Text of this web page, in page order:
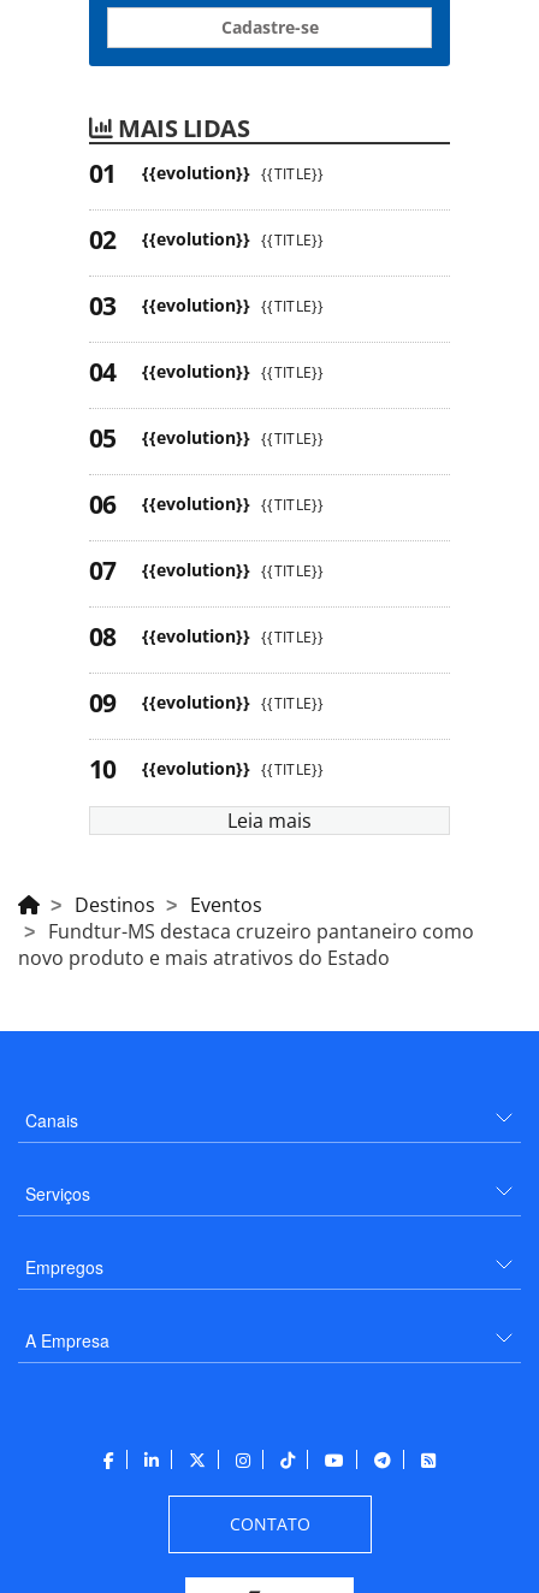
Cadastre-se
MAIS LIDAS
{{evolution}} {{TITLE}}
{{evolution}} {{TITLE}}
{{evolution}} {{TITLE}}
{{evolution}} {{TITLE}}
{{evolution}} {{TITLE}}
{{evolution}} {{TITLE}}
{{evolution}} {{TITLE}}
{{evolution}} {{TITLE}}
{{evolution}} {{TITLE}}
{{evolution}} {{TITLE}}
Leia mais
Destinos
Eventos
Fundtur-MS destaca cruzeiro pantaneiro como
novo produto e mais atrativos do Estado
Canais
Serviços
Empregos
A Empresa
CONTATO